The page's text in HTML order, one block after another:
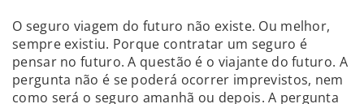
O seguro viagem do futuro não existe. Ou melhor,
sempre existiu. Porque contratar um seguro é
pensar no futuro. A questão é o viajante do futuro. A
pergunta não é se poderá ocorrer imprevistos, nem
como será o seguro amanhã ou depois. A pergunta